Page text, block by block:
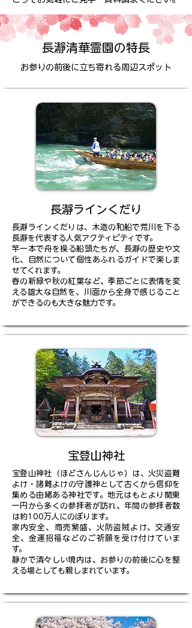
長瀞清華霊園の特長
お参りの前後に立ち寄れる周辺スポット
長瀞ラインくだり
長瀞ラインくだりは、木造の和船で荒川を下る
長瀞を代表する人気アクティビティです。
竿一本で舟を操る船頭たちが、長瀞の歴史や文
化、自然について個性あふれるガイドで楽しま
せてくれます。
春の新緑や秋の紅葉など、季節ごとに表情を変
える雄大な自然を、川面から全身で感じること
ができるのも大きな魅力です。
宝登山神社
宝登山神社（ほどさんじんじゃ）は、火災盗難
よけ・諸難よけの守護神として古くから信仰を
集める由緒ある神社です。地元はもとより関東
一円から多くの参拝者が訪れ、年間の参拝者数
は約100万人にのぼります。
家内安全、商売繁盛、火防盗賊よけ、交通安
全、金運招福などのご祈願を受け付けていま
す。
静かで清々しい境内は、お参りの前後に心を整
える場としても親しまれています。